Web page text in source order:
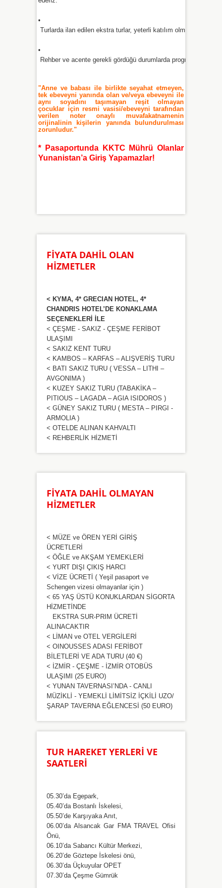
•
Turlarda ilan edilen ekstra turlar, yeterli katılım olmadığı
•
Rehber ve acente gerekli gördüğü durumlarda programda
"Anne ve babası ile birlikte seyahat etmeyen,
tek ebeveyni yanında olan ve/veya ebeveyni ile
aynı soyadını taşımayan reşit olmayan
çocuklar için resmi vasisi/ebeveyni tarafından
verilen noter onaylı muvafakatnamenin
orijinalinin kişilerin yanında bulundurulması
zorunludur."
* Pasaportunda KKTC Mührü Olanlar
Yunanistan’a Giriş Yapamazlar!
FİYATA DAHİL OLAN
HİZMETLER
< KYMA, 4* GRECIAN HOTEL, 4*
CHANDRIS HOTEL’DE KONAKLAMA
SEÇENEKLERİ İLE
< ÇEŞME - SAKIZ - ÇEŞME FERİBOT
ULAŞIMI
< SAKIZ KENT TURU
< KAMBOS – KARFAS – ALIŞVERİŞ TURU
< BATI SAKIZ TURU ( VESSA – LITHI –
AVGONIMA )
< KUZEY SAKIZ TURU (TABAKİKA –
PITIOUS – LAGADA – AGIA ISIDOROS )
< GÜNEY SAKIZ TURU ( MESTA – PIRGI -
ARMOLIA )
< OTELDE ALINAN KAHVALTI
< REHBERLİK HİZMETİ
FİYATA DAHİL OLMAYAN
HİZMETLER
< MÜZE ve ÖREN YERİ GİRİŞ
ÜCRETLERİ
< ÖĞLE ve AKŞAM YEMEKLERİ
< YURT DIŞI ÇIKIŞ HARCI
< VİZE ÜCRETİ ( Yeşil pasaport ve
Schengen vizesi olmayanlar için )
< 65 YAŞ ÜSTÜ KONUKLARDAN SİGORTA
HİZMETİNDE
EKSTRA SUR-PRIM ÜCRETİ
ALINACAKTIR
< LİMAN ve OTEL VERGİLERİ
< OINOUSSES ADASI FERİBOT
BİLETLERİ VE ADA TURU (40 €)
< İZMİR - ÇEŞME - İZMİR OTOBÜS
ULAŞIMI (25 EURO)
< YUNAN TAVERNASI’NDA - CANLI
MÜZİKLİ - YEMEKLİ LİMİTSİZ İÇKİLİ UZO/
ŞARAP TAVERNA EĞLENCESİ (50 EURO)
TUR HAREKET YERLERİ VE
SAATLERİ
05.30’da Egepark,
05.40’da Bostanlı İskelesi,
05.50’de Karşıyaka Anıt,
06.00’da Alsancak Gar FMA TRAVEL Ofisi
Önü,
06.10’da Sabancı Kültür Merkezi,
06.20’de Göztepe İskelesi önü,
06.30’da Üçkuyular OPET
07.30’da Çeşme Gümrük